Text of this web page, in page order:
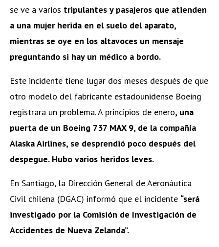
se ve a varios tripulantes y pasajeros que atienden
a una mujer herida en el suelo del aparato,
mientras se oye en los altavoces un mensaje
preguntando si hay un médico a bordo.
Este incidente tiene lugar dos meses después de que
otro modelo del fabricante estadounidense Boeing
registrara un problema. A principios de enero, una
puerta de un Boeing 737 MAX 9, de la compañía
Alaska Airlines, se desprendió poco después del
despegue. Hubo varios heridos leves.
En Santiago, la Dirección General de Aeronáutica
Civil chilena (DGAC) informó que el incidente “será
investigado por la Comisión de Investigación de
Accidentes de Nueva Zelanda”.